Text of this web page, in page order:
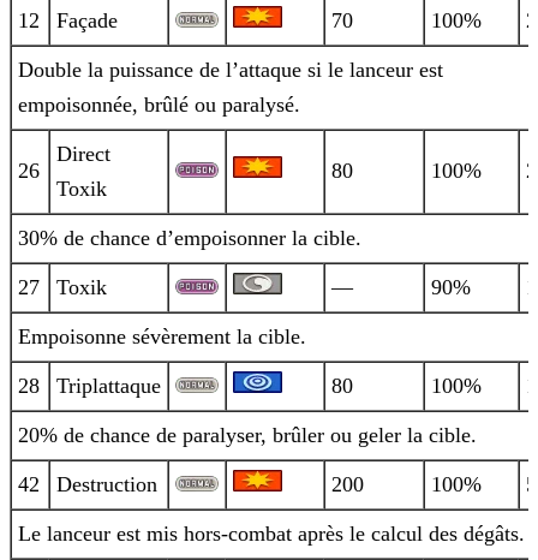
12 Façade 70 100%
Double la puissance de l’attaque si le lanceur est
empoisonnée, brûlé ou paralysé.
26
Direct
Toxik
80 100%
30% de chance d’empoisonner la cible.
27 Toxik — 90%
Empoisonne sévèrement la cible.
28 Triplattaque 80 100%
20% de chance de paralyser, brûler ou geler la cible.
42 Destruction 200 100% 5
Le lanceur est mis hors-combat après le calcul des dégâts.